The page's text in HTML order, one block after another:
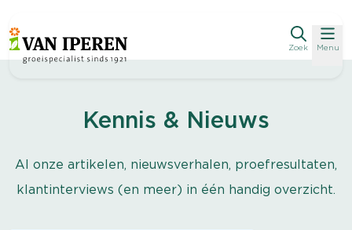
Zoek Menu
Kennis & Nieuws
Al onze artikelen, nieuwsverhalen, proefresultaten,
klantinterviews (en meer) in één handig overzicht.